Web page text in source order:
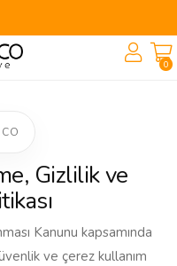
0
Gizlilik ve
Kanunu kapsamında
ve çerez kullanım